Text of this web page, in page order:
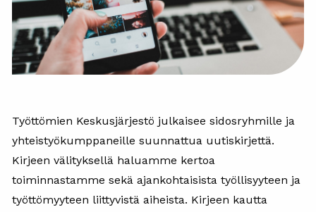
Työttömien Keskusjärjestö julkaisee sidosryhmille ja
yhteistyökumppaneille suunnattua uutiskirjettä.
Kirjeen välityksellä haluamme kertoa
toiminnastamme sekä ajankohtaisista työllisyyteen ja
työttömyyteen liittyvistä aiheista. Kirjeen kautta